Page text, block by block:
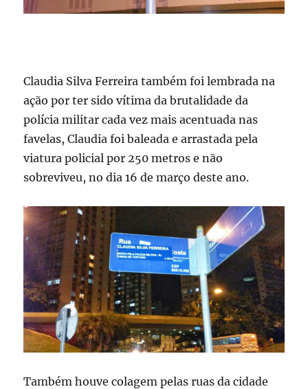
Claudia Silva Ferreira também foi lembrada na
ação por ter sido vítima da brutalidade da
polícia militar cada vez mais acentuada nas
favelas, Claudia foi baleada e arrastada pela
viatura policial por 250 metros e não
sobreviveu, no dia 16 de março deste ano.
Também houve colagem pelas ruas da cidade